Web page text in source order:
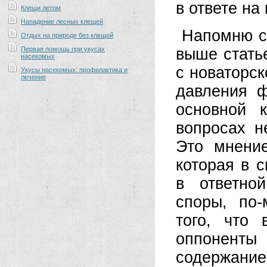
Клещи летом
Нападение лесных клещей
Отдых на природе без клещей
Первая помощь при укусах
насекомых
Укусы насекомых: профилактика и
лечение
в ответе на
Напомню
выше
с
давления
основной
вопросах
Это
которая в
в
споры, по-
того, что